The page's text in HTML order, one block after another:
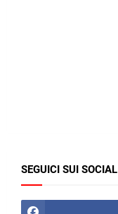
SEGUICI SUI SOCIAL